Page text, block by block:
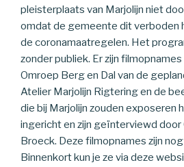
pleisterplaats van Marjolijn niet
omdat de gemeente dit verboden
de coronamaatregelen. Het
zonder publiek. Er zijn
Omroep Berg en Dal van de
Atelier Marjolijn Rigtering en de
die bij Marjolijn zouden exposeren
ingericht en zijn geïnterviewd door
Broeck. Deze filmopnames zijn
Binnenkort kun je ze via deze